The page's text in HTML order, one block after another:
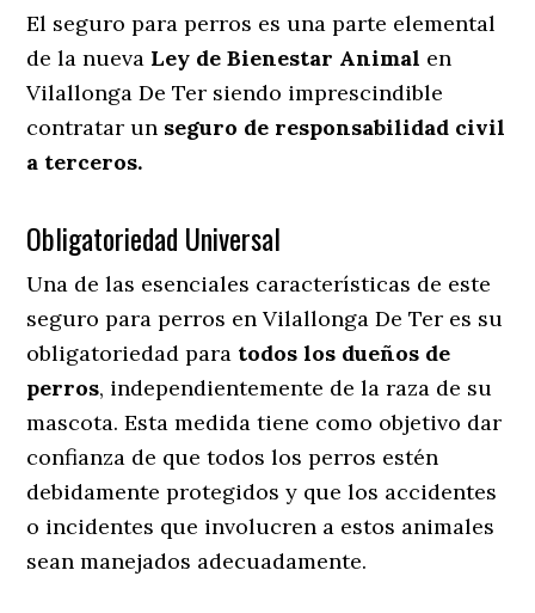
El seguro para perros es una parte elemental
de la nueva Ley de Bienestar Animal en
Vilallonga De Ter siendo imprescindible
contratar un seguro de responsabilidad civil
a terceros.
Obligatoriedad Universal
Una de las esenciales características de este
seguro para perros en Vilallonga De Ter es su
obligatoriedad para todos los dueños de
perros, independientemente de la raza de su
mascota. Esta medida tiene como objetivo dar
confianza de que todos los perros estén
debidamente protegidos y que los accidentes
o incidentes que involucren a estos animales
sean manejados adecuadamente.